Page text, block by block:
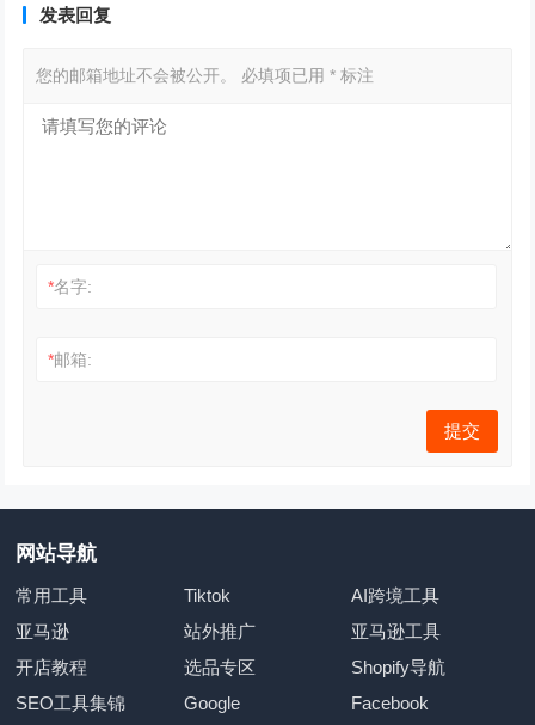
发表回复
您的邮箱地址不会被公开。 必填项已用* 标注
*名字:
*邮箱:
网站导航
常用工具 Tiktok
AI跨境工具
亚马逊
站外推广
亚马逊工具
开店教程
选品专区
Shopify导航
SEO工具集锦
Google
Facebook